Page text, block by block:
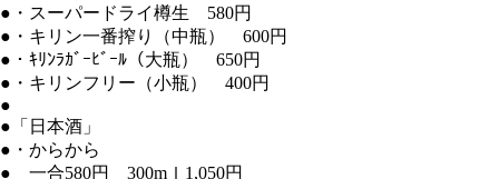
●・スーパードライ樽生 580円
●・キリン一番搾り（中瓶） 600円
●・ｷﾘﾝﾗｶﾞｰﾋﾞｰﾙ（大瓶） 650円
●・キリンフリー（小瓶） 400円
●
●「日本酒」
●・からから
● 一合580円 300mｌ1,050円